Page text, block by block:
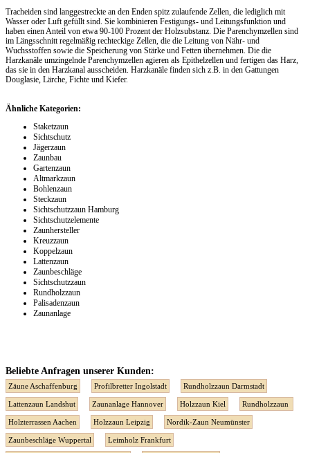
Tracheiden sind langgestreckte an den Enden spitz zulaufende Zellen, die lediglich mit
Wasser oder Luft gefüllt sind. Sie kombinieren Festigungs- und Leitungsfunktion und
haben einen Anteil von etwa 90-100 Prozent der Holzsubstanz. Die Parenchymzellen sind
im Längsschnitt regelmäßig rechteckige Zellen, die die Leitung von Nähr- und
Wuchsstoffen sowie die Speicherung von Stärke und Fetten übernehmen. Die die
Harzkanäle umzingelnde Parenchymzellen agieren als Epithelzellen und fertigen das Harz,
das sie in den Harzkanal ausscheiden. Harzkanäle finden sich z.B. in den Gattungen
Douglasie, Lärche, Fichte und Kiefer.
Ähnliche Kategorien:
Staketzaun
Sichtschutz
Jägerzaun
Zaunbau
Gartenzaun
Altmarkzaun
Bohlenzaun
Steckzaun
Sichtschutzzaun Hamburg
Sichtschutzelemente
Zaunhersteller
Kreuzzaun
Koppelzaun
Lattenzaun
Zaunbeschläge
Sichtschutzzaun
Rundholzzaun
Palisadenzaun
Zaunanlage
Beliebte Anfragen unserer Kunden:
Zäune Aschaffenburg Profilbretter Ingolstadt Rundholzzaun Darmstadt
Lattenzaun Landshut Zaunanlage Hannover Holzzaun Kiel Rundholzzaun
Holzterrassen Aachen Holzzaun Leipzig Nordik-Zaun Neumünster
Zaunbeschläge Wuppertal Leimholz Frankfurt